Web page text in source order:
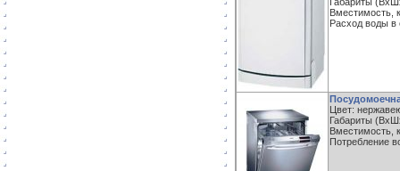
Вместимость,
Расход воды в
Цвет:
Габариты
Вместимость,
Потребление